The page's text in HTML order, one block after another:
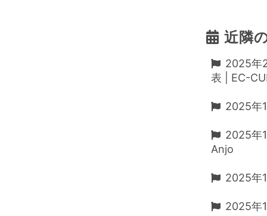
近隣
2025年
表 | EC-
2025年
2025年
Anjo
2025年
2025年